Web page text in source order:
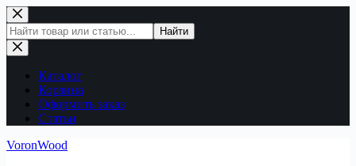
Перейти
к
сути
Поиск
по
сайту
Найти
Каталог
Корзина
Оформить заказ
Статьи
VoronWood